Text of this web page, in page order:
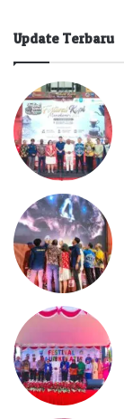
Update Terbaru